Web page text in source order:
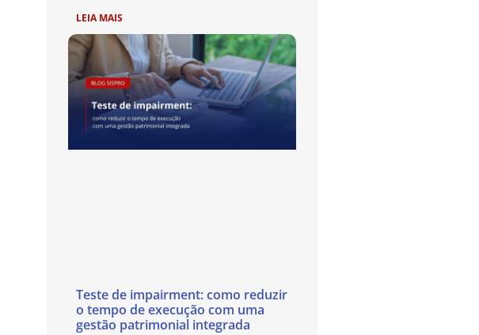
LEIA MAIS
Teste de impairment: como reduzir
o tempo de execução com uma
gestão patrimonial integrada